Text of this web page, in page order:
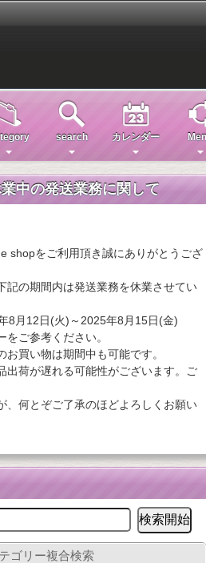
search カレンダー
中の発送業務に関して
shopをご利用頂き誠にありがとうござ
記の期間内は発送業務を休業させてい
8月12日(火)～2025年8月15日(金)
ご参考ください。
お買い物は期間中も可能です。
出荷が遅れる可能性がございます。ご
、何とぞご了承のほどよろしくお願い
ゴリー複合検索